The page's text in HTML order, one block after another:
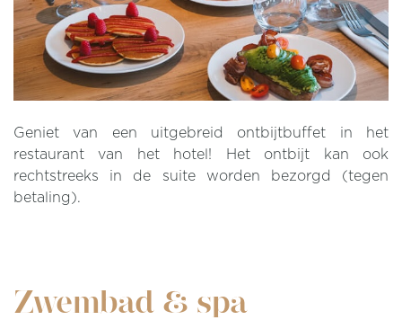
Geniet van een uitgebreid ontbijtbuffet in het
restaurant van het hotel! Het ontbijt kan ook
rechtstreeks in de suite worden bezorgd (tegen
betaling).
Zwembad & spa